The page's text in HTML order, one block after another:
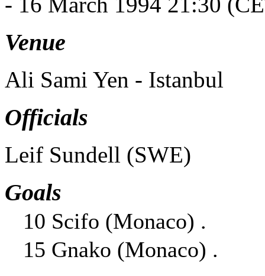
Venue
Ali Sami Yen - Istanbul
Officials
Leif Sundell (SWE)
Goals
10 Scifo (Monaco) .
15 Gnako (Monaco) .